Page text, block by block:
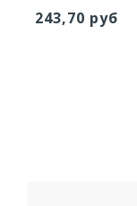
243,70 руб